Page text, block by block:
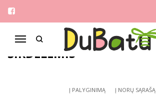
Navigacija
Pagrindinis
CLIBEE 26-31 BASUTĖS SU
ŠIRDELĖMIS
Į PALYGINIMĄ Į NORŲ SĄRAŠĄ